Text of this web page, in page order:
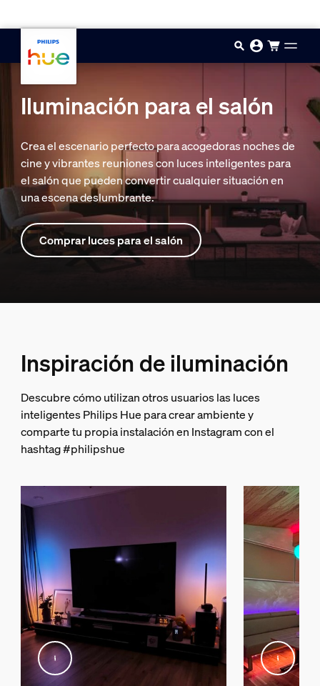
Iluminación para el salón
Crea el escenario perfecto para acogedoras noches de
cine y vibrantes reuniones con luces inteligentes para
el salón que pueden convertir cualquier situación en
una escena deslumbrante.
Comprar luces para el salón
Inspiración de iluminación
Descubre cómo utilizan otros usuarios las luces
inteligentes Philips Hue para crear ambiente y
comparte tu propia instalación en Instagram con el
hashtag #philipshue